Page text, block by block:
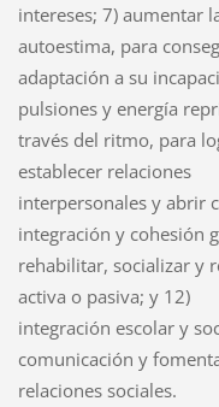
intereses; 7) aumentar
autoestima, para
adaptación a su
pulsiones y energía
través del ritmo, para
establecer relaciones
interpersonales y abrir
integración y cohesión
rehabilitar, socializar y
activa o pasiva; y 12)
integración escolar y
comunicación y
relaciones sociales.